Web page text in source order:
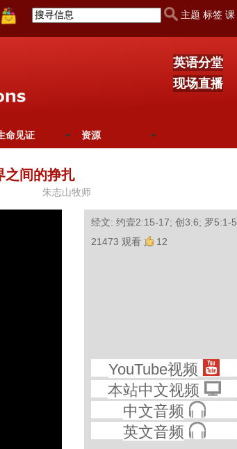
主题 标签 课
英语分堂
现场直播
命见证 资源
之间的挣扎
朱志山牧师
经文: 约壹2:15-17; 创3:6; 罗5:1-5
21473 观看
12
YouTube视频
本站中文视频
中文音频
英文音频